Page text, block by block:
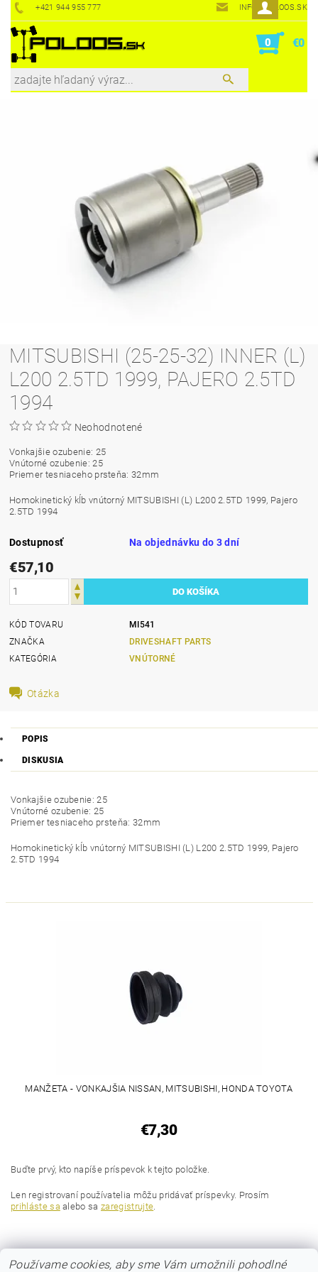
+421 944 955 777 INFO@POLOOS.SK
0 €0
MITSUBISHI (25-25-32) INNER (L)
L200 2.5TD 1999, PAJERO 2.5TD
1994
Neohodnotené
Vonkajšie ozubenie: 25
Vnútorné ozubenie: 25
Priemer tesniaceho prsteňa: 32mm
Homokinetický kĺb vnútorný MITSUBISHI (L) L200 2.5TD 1999, Pajero
2.5TD 1994
Dostupnosť Na objednávku do 3 dní
€57,10
KÓD TOVARU
MI541
ZNAČKA
DRIVESHAFT PARTS
KATEGÓRIA
VNÚTORNÉ
Otázka
POPIS
DISKUSIA
Vonkajšie ozubenie: 25
Vnútorné ozubenie: 25
Priemer tesniaceho prsteňa: 32mm
Homokinetický kĺb vnútorný MITSUBISHI (L) L200 2.5TD 1999, Pajero
2.5TD 1994
MANŽETA - VONKAJŠIA NISSAN, MITSUBISHI, HONDA TOYOTA
€7,30
Buďte prvý, kto napíše príspevok k tejto položke.
Len registrovaní používatelia môžu pridávať príspevky. Prosím
prihláste sa alebo sazaregistrujte.
Používame cookies, aby sme Vám umožnili pohodlné